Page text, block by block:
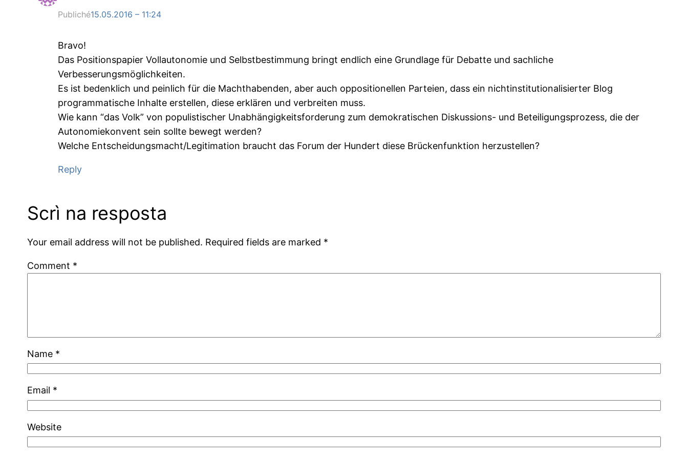
Publiché15.05.2016 – 11:24
Bravo!
Das Positionspapier Vollautonomie und Selbstbestimmung bringt endlich eine Grundlage für Debatte und sachliche
Verbesserungsmöglichkeiten.
Es ist bedenklich und peinlich für die Machthabenden, aber auch oppositionellen Parteien, dass ein nichtinstitutionalisierter Blog
programmatische Inhalte erstellen, diese erklären und verbreiten muss.
Wie kann “das Volk” von populistischer Unabhängigkeitsforderung zum demokratischen Diskussions- und Beteiligungsprozess, die der
Autonomiekonvent sein sollte bewegt werden?
Welche Entscheidungsmacht/Legitimation braucht das Forum der Hundert diese Brückenfunktion herzustellen?
Reply
Scrì na resposta
Your email address will not be published. Required fields are marked *
Comment *
Name *
Email *
Website